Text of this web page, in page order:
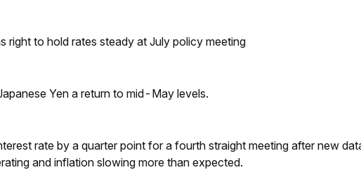
right to hold rates steady at July policy meeting
Yen a return to mid-May levels.
rate by a quarter point for a fourth straight meeting after new
and inflation slowing more than expected.